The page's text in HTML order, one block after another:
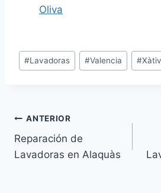
Oliva
Etiquetas
de
#Lavadoras #Valencia #
Navegación
de
ANTERIOR
Reparación de
Lavadoras en Alaquàs